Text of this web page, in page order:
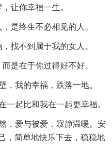
让你幸福一生。
是终生不必相见的人。
找不到属于我的女人。
是在于你过得好不好。
，我的幸福，跌落一地。
一起比和我在一起更幸福。
，爱与被爱，寂静温暖。安
，简单地快乐下去，稳稳地